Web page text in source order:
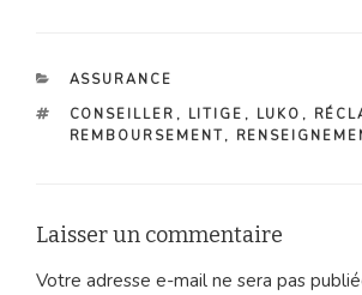
CATÉGORIES
ASSURANCE
ÉTIQUETTES
CONSEILLER , LITIGE , LUKO ,
REMBOURSEMENT,
Laisser un commentaire
Votre adresse e-mail ne sera pas